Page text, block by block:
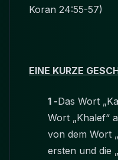
Koran 24:55-57)
EINE KURZE
1 -Das Wort
Wort „Khalef“
von dem Wort
ersten und die